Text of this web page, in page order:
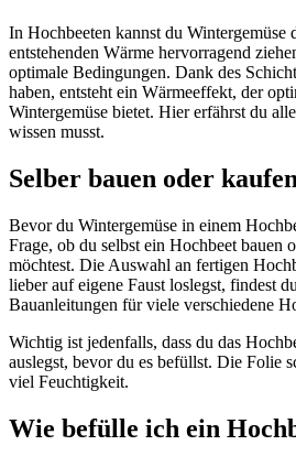
In Hochbeeten kannst du Wintergemüse
entstehenden Wärme hervorragend
optimale Bedingungen. Dank des
haben, entsteht ein Wärmeeffekt, der
Wintergemüse bietet. Hier erfährst du
wissen musst.
Selber bauen oder
Bevor du Wintergemüse in einem
Frage, ob du selbst ein Hochbeet bauen
möchtest. Die Auswahl an fertigen
lieber auf eigene Faust loslegst, findest
Bauanleitungen für viele verschiedene
Wichtig ist jedenfalls, dass du das
auslegst, bevor du es befüllst. Die Folie
viel Feuchtigkeit.
Wie befülle ich ein